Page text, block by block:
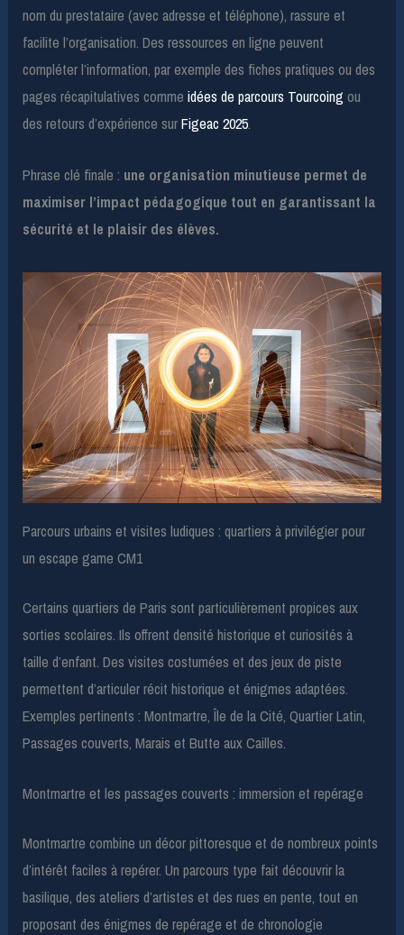
nom du prestataire (avec adresse et téléphone), rassure et
facilite l’organisation. Des ressources en ligne peuvent
compléter l’information, par exemple des fiches pratiques ou des
pages récapitulatives commeidées de parcours Tourcoing ou
des retours d’expérience surFigeac 2025.
Phrase clé finale : une organisation minutieuse permet de
maximiser l’impact pédagogique tout en garantissant la
sécurité et le plaisir des élèves.
Parcours urbains et visites ludiques : quartiers à privilégier pour
un escape game CM1
Certains quartiers de Paris sont particulièrement propices aux
sorties scolaires. Ils offrent densité historique et curiosités à
taille d’enfant. Des visites costumées et des jeux de piste
permettent d’articuler récit historique et énigmes adaptées.
Exemples pertinents : Montmartre, Île de la Cité, Quartier Latin,
Passages couverts, Marais et Butte aux Cailles.
Montmartre et les passages couverts : immersion et repérage
Montmartre combine un décor pittoresque et de nombreux points
d’intérêt faciles à repérer. Un parcours type fait découvrir la
basilique, des ateliers d’artistes et des rues en pente, tout en
proposant des énigmes de repérage et de chronologie